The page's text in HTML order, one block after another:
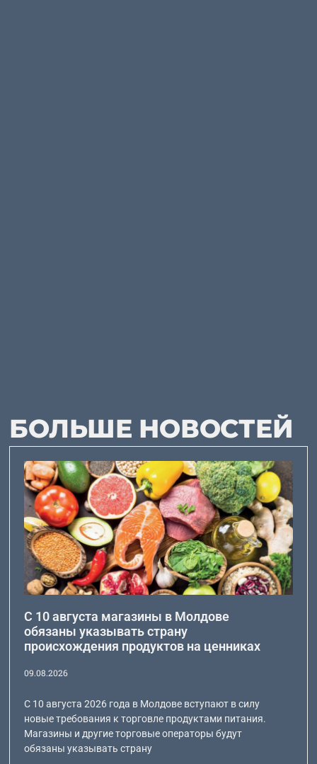
БОЛЬШЕ НОВОСТЕЙ
С 10 августа магазины в Молдове
обязаны указывать страну
происхождения продуктов на ценниках
09.08.2026
С 10 августа 2026 года в Молдове вступают в силу
новые требования к торговле продуктами питания.
Магазины и другие торговые операторы будут
обязаны указывать страну